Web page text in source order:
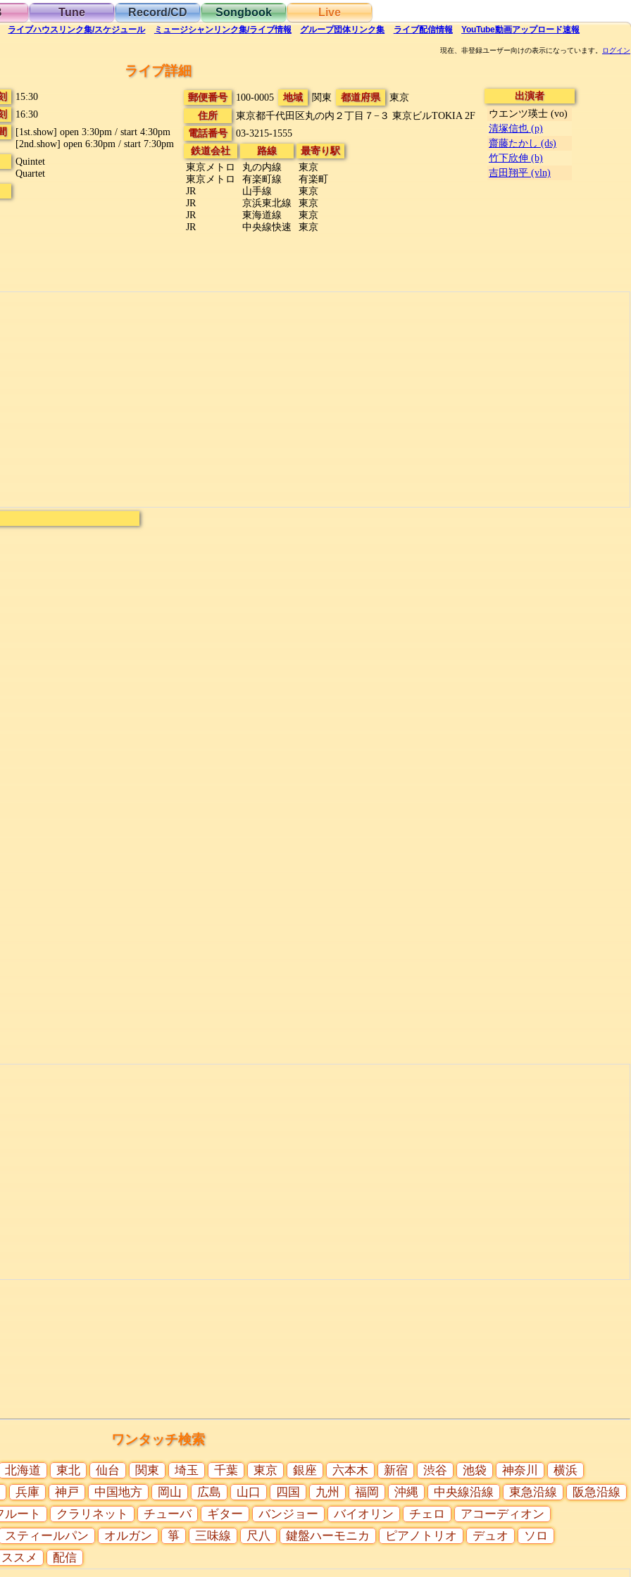
Tune Record/CD Songbook Live
ライブハウス リンク集/スケジュール ミュージシャンリンク集/ライブ情報 グループ団体リンク集 ライブ配信情報 YouTube動画アップロード速報
現在、非登録ユーザー向けの表示になっています。 ログイン
ライブ詳細
15:30
16:30
[1st.show] open 3:30pm / start 4:30pm
[2nd.show] open 6:30pm / start 7:30pm
Quintet
Quartet
郵便番号 100-0005 地域 関東 都道府県
東京
住所
東京都千代田区丸の内２丁目７−３ 東京ビルTOKIA 2F
電話番号
03-3215-1555
鉄道会社
東京メトロ
東京メトロ
JR
JR
JR
JR
路線
丸の内線
有楽町線
山手線
京浜東北線
東海道線
中央線快速
最寄り駅
東京
有楽町
東京
東京
東京
東京
出演者
ウエンツ瑛士 (vo)
清塚信也 (p)
齋藤たかし (ds)
竹下欣伸 (b)
吉田翔平 (vln)
ワンタッチ検索
北海道 東北 仙台 関東 埼玉 千葉 東京 銀座 六本木 新宿 渋谷 池袋 神奈川
横浜
兵庫
神戸 中国地方 岡山 広島 山口 四国 九州 福岡 沖縄 中央線沿線 東急沿線
阪急沿線
ルート
クラリネット チューバ ギター バンジョー バイオリン チェロ
アコーディオン
スティールパン
オルガン 箏 三味線 尺八 鍵盤ハーモニカ ピアノトリオ デュオ
ソロ
スメ
配信